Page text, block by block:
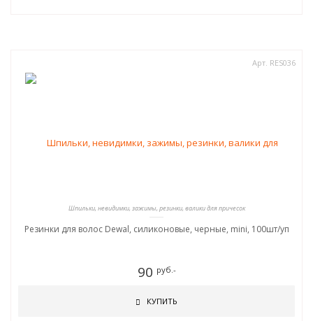
Арт. RES036
Шпильки, невидимки, зажимы, резинки, валики для причесок
Резинки для волос Dewal, силиконовые, черные, mini, 100шт/уп
90 руб.-
КУПИТЬ